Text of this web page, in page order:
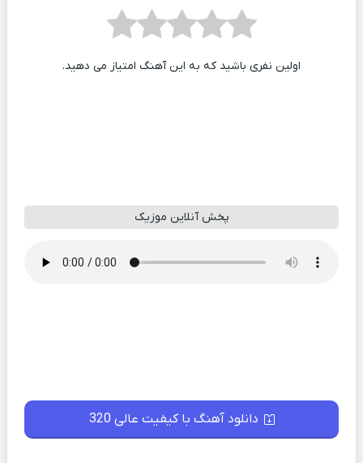
اولین نفری باشید که به این آهنگ امتیاز می دهید.
پخش آنلاین موزیک
دانلود آهنگ با کیفیت عالی 320